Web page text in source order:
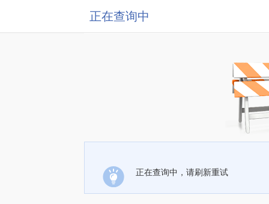
正在查询中
正在查询中，请刷新重试